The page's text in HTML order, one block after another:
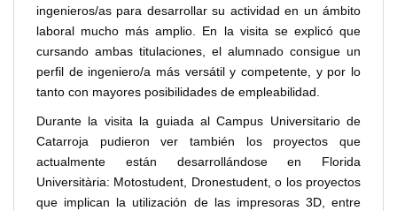
ingenieros/as para desarrollar su actividad en un ámbito
laboral mucho más amplio. En la visita se explicó que
cursando ambas titulaciones, el alumnado consigue un
perfil de ingeniero/a más versátil y competente, y por lo
tanto con mayores posibilidades de empleabilidad.
Durante la visita la guiada al Campus Universitario de
Catarroja pudieron ver también los proyectos que
actualmente están desarrollándose en Florida
Universitària: Motostudent, Dronestudent, o los proyectos
que implican la utilización de las impresoras 3D, entre